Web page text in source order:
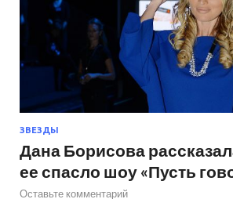
ЗВЕЗДЫ
Дана Борисова
ее спасло шоу «Пусть
Оставьте комментарий